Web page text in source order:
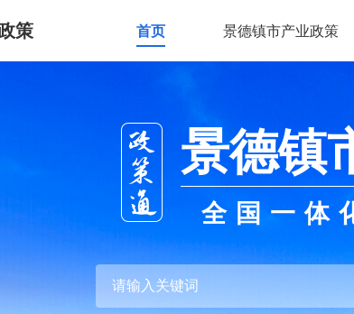
策 首页 景德镇市产业政策
景德镇
全国一体